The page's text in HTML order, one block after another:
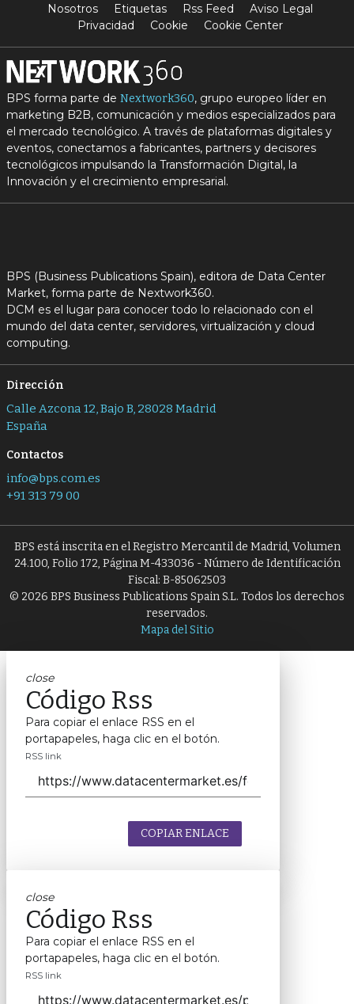
Nosotros Etiquetas Rss Feed
Aviso Legal
Privacidad
Cookie Cookie Center
BPS forma parte de Nextwork360, grupo europeo líder en
marketing B2B, comunicación y medios especializados para
el mercado tecnológico. A través de plataformas digitales y
eventos, conectamos a fabricantes, partners y decisores
tecnológicos impulsando la Transformación Digital, la
Innovación y el crecimiento empresarial.
BPS (Business Publications Spain), editora de Data Center
Market, forma parte de Nextwork360.
DCM es el lugar para conocer todo lo relacionado con el
mundo del data center, servidores, virtualización y cloud
computing.
Dirección
Calle Azcona 12, Bajo B, 28028 Madrid
España
Contactos
info@bps.com.es
+91 313 79 00
BPS está inscrita en el Registro Mercantil de Madrid, Volumen
24.100, Folio 172, Página M-433036 - Número de Identificación
Fiscal: B-85062503
© 2026 BPS Business Publications Spain S.L. Todos los derechos
reservados.
Mapa del Sitio
close
Código Rss
Para copiar el enlace RSS en el
portapapeles, haga clic en el botón.
RSS link
COPIAR ENLACE
close
Código Rss
Para copiar el enlace RSS en el
portapapeles, haga clic en el botón.
RSS link